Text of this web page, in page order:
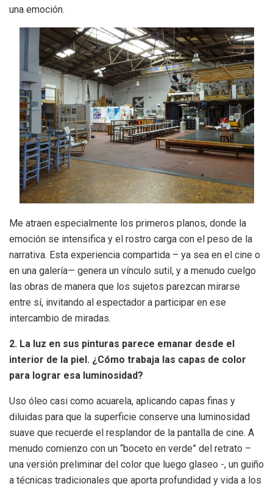
una emoción.
Me atraen especialmente los primeros planos, donde la
emoción se intensifica y el rostro carga con el peso de la
narrativa. Esta experiencia compartida – ya sea en el cine o
en una galería— genera un vínculo sutil, y a menudo cuelgo
las obras de manera que los sujetos parezcan mirarse
entre sí, invitando al espectador a participar en ese
intercambio de miradas.
2. La luz en sus pinturas parece emanar desde el
interior de la piel. ¿Cómo trabaja las capas de color
para lograr esa luminosidad?
Uso óleo casi como acuarela, aplicando capas finas y
diluidas para que la superficie conserve una luminosidad
suave que recuerde el resplandor de la pantalla de cine. A
menudo comienzo con un “boceto en verde” del retrato –
una versión preliminar del color que luego glaseo -, un guiño
a técnicas tradicionales que aporta profundidad y vida a los